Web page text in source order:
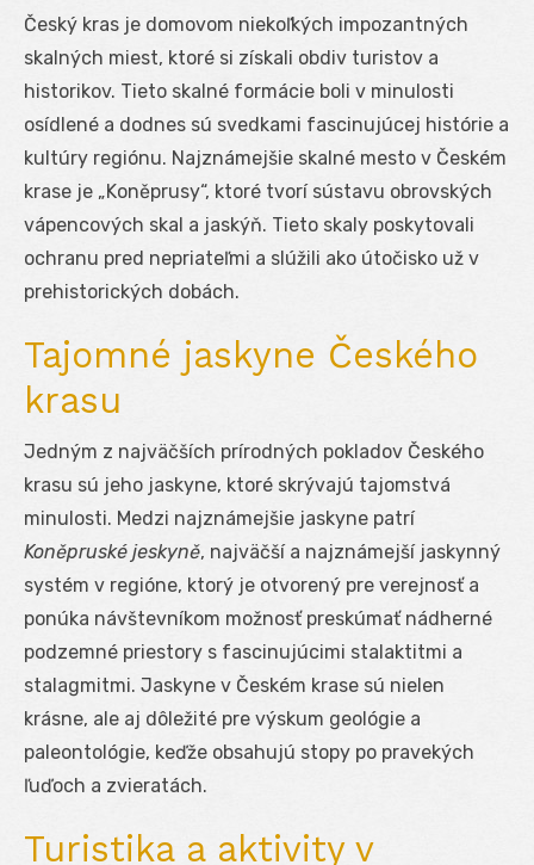
Český kras je domovom niekoľkých impozantných
skalných miest, ktoré si získali obdiv turistov a
historikov. Tieto skalné formácie boli v minulosti
osídlené a dodnes sú svedkami fascinujúcej histórie a
kultúry regiónu. Najznámejšie skalné mesto v Českém
krase je „Koněprusy“, ktoré tvorí sústavu obrovských
vápencových skal a jaskýň. Tieto skaly poskytovali
ochranu pred nepriateľmi a slúžili ako útočisko už v
prehistorických dobách.
Tajomné jaskyne Českého
krasu
Jedným z najväčších prírodných pokladov Českého
krasu sú jeho jaskyne, ktoré skrývajú tajomstvá
minulosti. Medzi najznámejšie jaskyne patrí
Koněpruské jeskyně, najväčší a najznámejší jaskynný
systém v regióne, ktorý je otvorený pre verejnosť a
ponúka návštevníkom možnosť preskúmať nádherné
podzemné priestory s fascinujúcimi stalaktitmi a
stalagmitmi. Jaskyne v Českém krase sú nielen
krásne, ale aj dôležité pre výskum geológie a
paleontológie, keďže obsahujú stopy po pravekých
ľuďoch a zvieratách.
Turistika a aktivity v